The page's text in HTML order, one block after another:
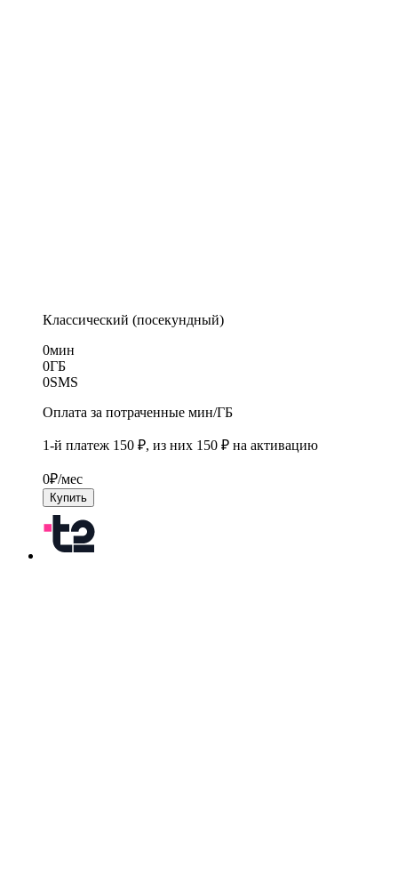
Классический (посекундный)
0мин
0ГБ
0SMS
Оплата за потраченные мин/ГБ
1-й платеж 150 ₽, из них 150 ₽ на активацию
0₽/мес
Купить